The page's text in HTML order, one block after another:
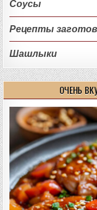
Соусы
Рецепты
Шашлыки
ОЧЕНЬ